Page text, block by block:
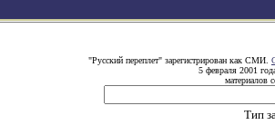
"Русский переплет" зарегистрирован как СМИ.
5 февраля 2001
материалов
Тип